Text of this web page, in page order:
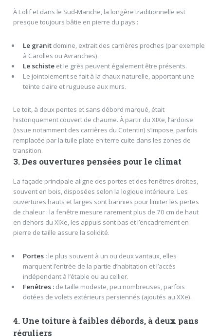
À Lolif et dans le Sud-Manche, la longère traditionnelle est
presque toujours bâtie en pierre du pays :
Le granitdomine, extrait des carrières proches (par exemple
à Carolles ou Avranches).
Le schisteet le grès peuvent également être présents.
Le jointoiement se fait à la chaux naturelle, apportant une
teinte claire et rugueuse aux murs.
Le toit, à deux pentes et sans débord marqué, était
historiquement couvert de chaume. À partir du XIXe, l’ardoise
(issue notamment des carrières du Cotentin) s’impose, parfois
remplacée par la tuile plate en terre cuite dans les zones de
transition.
3. Des ouvertures pensées pour le climat
La façade principale aligne des portes et des fenêtres droites,
souvent en bois, disposées selon la logique intérieure. Les
ouvertures hauts et larges sont bannies pour limiter les pertes
de chaleur : la fenêtre mesure rarement plus de 70 cm de haut
en dehors du XIXe, les appuis sont bas et l’encadrement en
pierre de taille assure la solidité.
Portes :le plus souvent à un ou deux vantaux, elles
marquent l’entrée de la partie d’habitation et l’accès
indépendant à l’étable ou au cellier.
Fenêtres :de taille modeste, peu nombreuses, parfois
dotées de volets extérieurs persiennés (ajoutés au XXe).
4. Une toiture à faibles débords, à deux pans
réguliers